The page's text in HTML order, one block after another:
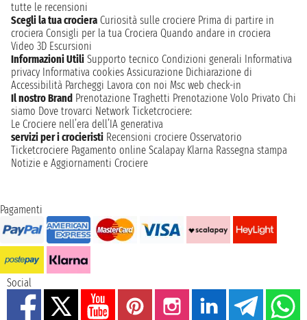
tutte le recensioni
Scegli la tua crociera Curiosità sulle crociere Prima di partire in
crociera Consigli per la tua Crociera Quando andare in crociera
Video 3D Escursioni
Informazioni Utili Supporto tecnico Condizioni generali Informativa
privacy Informativa cookies Assicurazione Dichiarazione di
Accessibilità Parcheggi Lavora con noi Msc web check-in
Il nostro Brand Prenotazione Traghetti Prenotazione Volo Privato Chi
siamo Dove trovarci Network Ticketcrociere:
Le Crociere nell’era dell’IA generativa
servizi per i crocieristi Recensioni crociere Osservatorio
Ticketcrociere Pagamento online Scalapay Klarna Rassegna stampa
Notizie e Aggiornamenti Crociere
Pagamenti
Social